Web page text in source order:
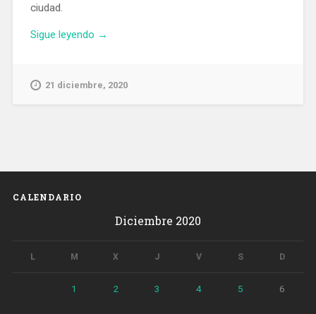
ciudad.
Sigue leyendo «Instalan
seis
a
Magos»
→
21 diciembre, 2020
CALENDARIO
Diciembre 2020
L M X J V S D
1 2 3 4 5 6